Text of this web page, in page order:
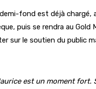
fond est déjà
puis se rendra au
sur le soutien du public
est un moment